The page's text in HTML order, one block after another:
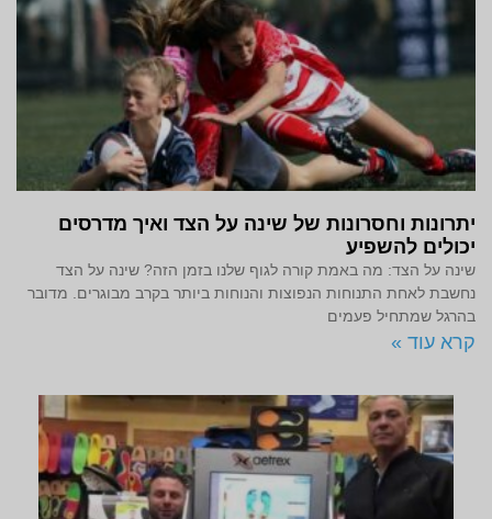
יתרונות וחסרונות של שינה על הצד ואיך מדרסים
יכולים להשפיע
שינה על הצד: מה באמת קורה לגוף שלנו בזמן הזה? שינה על הצד
נחשבת לאחת התנוחות הנפוצות והנוחות ביותר בקרב מבוגרים. מדובר
בהרגל שמתחיל פעמים
קרא עוד »